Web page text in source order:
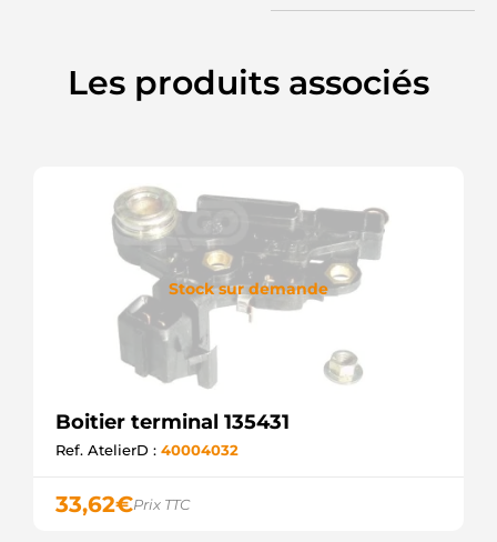
F032137575
Les produits associés
Stock sur demande
Boitier terminal 135431
Ref. AtelierD : 40004032
33,62€Prix TTC